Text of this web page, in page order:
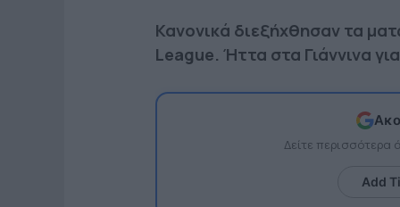
Κανονικά διεξήχθησαν τα
League. Ήττα στα Γιάννινα
Δείτε
Add